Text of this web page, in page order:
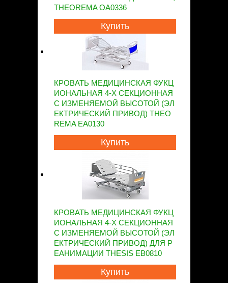
THEOREMA OA0336
Купить
КРОВАТЬ МЕДИЦИНСКАЯ ФУКЦ
ИОНАЛЬНАЯ 4-Х СЕКЦИОННАЯ
С ИЗМЕНЯЕМОЙ ВЫСОТОЙ (ЭЛ
ЕКТРИЧЕСКИЙ ПРИВОД) THEO
REMA EA0130
Купить
КРОВАТЬ МЕДИЦИНСКАЯ ФУКЦ
ИОНАЛЬНАЯ 4-Х СЕКЦИОННАЯ
С ИЗМЕНЯЕМОЙ ВЫСОТОЙ (ЭЛ
ЕКТРИЧЕСКИЙ ПРИВОД) ДЛЯ Р
ЕАНИМАЦИИ THESIS EB0810
Купить